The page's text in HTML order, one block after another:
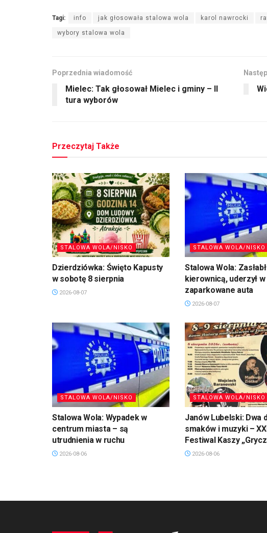
Tagi: info jak głosowała stalowa wola karol nawrocki
wybory stalowa wola
Poprzednia wiadomość
Mielec: Tak głosował Mielec i gminy – II
tura wyborów
Przeczytaj Także
STALOWA WOLA/NISKO
Dzierdziówka: Święto Kapusty
w sobotę 8 sierpnia
2026-08-07
STALOWA WOLA/NISKO
Stalowa Wola:
kierownicą, uderzył w
zaparkowane auta
2026-08-07
STALOWA WOLA/NISKO
Stalowa Wola: Wypadek w
centrum miasta – są
utrudnienia w ruchu
2026-08-06
STALOWA WOLA/NISKO
Janów Lubelski: Dwa
smaków i muzyki –
Festiwal Kaszy
2026-08-06